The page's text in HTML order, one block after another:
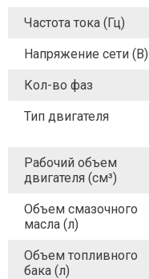
Частота тока (Гц)
Напряжение сети (В)
Кол-во фаз
Тип двигателя
Рабочий объем
двигателя (см³)
Объем смазочного
масла (л)
Объем топливного
бака (л)